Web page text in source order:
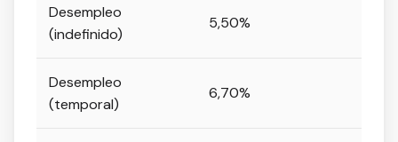
Desempleo
(indefinido)
5,50%
Desempleo
(temporal)
6,70%